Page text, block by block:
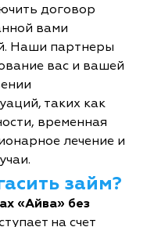
договор
вами
Наши партнеры
вас и вашей
таких как
временная
лечение и
займ?
«Айва» без
на счет